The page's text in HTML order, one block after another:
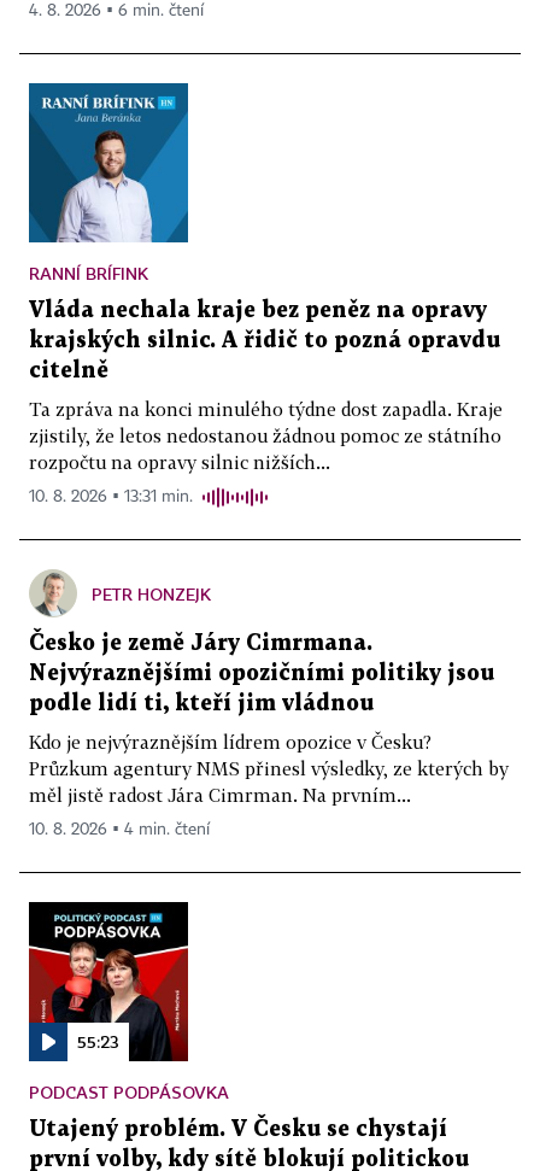
4. 8. 2026 ▪ 6 min. čtení
RANNÍ BRÍFINK
Vláda nechala kraje bez peněz na opravy
krajských silnic. A řidič to pozná opravdu
citelně
Ta zpráva na konci minulého týdne dost zapadla. Kraje
zjistily, že letos nedostanou žádnou pomoc ze státního
rozpočtu na opravy silnic nižších...
10. 8. 2026 ▪ 13:31 min.
PETR HONZEJK
Česko je země Járy Cimrmana.
Nejvýraznějšími opozičními politiky jsou
podle lidí ti, kteří jim vládnou
Kdo je nejvýraznějším lídrem opozice v Česku?
Průzkum agentury NMS přinesl výsledky, ze kterých by
měl jistě radost Jára Cimrman. Na prvním...
10. 8. 2026 ▪ 4 min. čtení
55:23
PODCAST PODPÁSOVKA
Utajený problém. V Česku se chystají
první volby, kdy sítě blokují politickou